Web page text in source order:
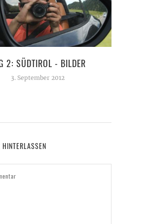
2: SÜDTIROL - BILDER
3. September 2012